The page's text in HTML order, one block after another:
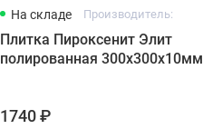
На складе Производитель:
Плитка Пироксенит Элит
полированная 300х300х10мм
1740 ₽